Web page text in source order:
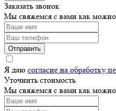
Заказать звонок
Мы свяжемся с вами как можно
Отправить
Я даю согласие на обработку
Уточнить стоимость
Мы свяжемся с вами как можно